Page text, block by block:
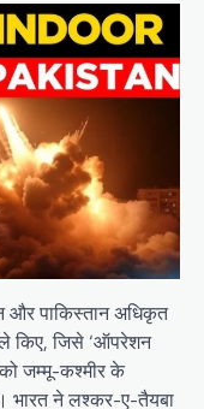
और पाकिस्तान अधिकृत
किए, जिसे ‘ऑपरेशन
को जम्मू-कश्मीर के
भारत ने लश्कर-ए-तैयबा